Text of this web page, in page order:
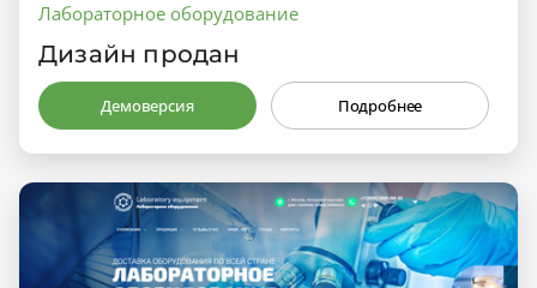
Лабораторное оборудование
Дизайн продан
Демоверсия Подробнее